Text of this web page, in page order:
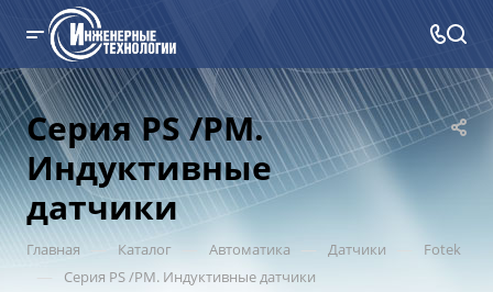
Серия PS /PM.
Индуктивные
датчики
Главная — Каталог — Автоматика — Датчики Fotek
Серия PS /PM. Индуктивные датчики